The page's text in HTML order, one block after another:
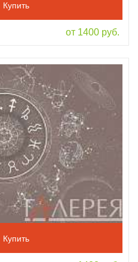
Купить
от 1400 руб.
Купить